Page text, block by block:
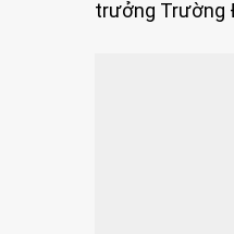
trưởng Trường